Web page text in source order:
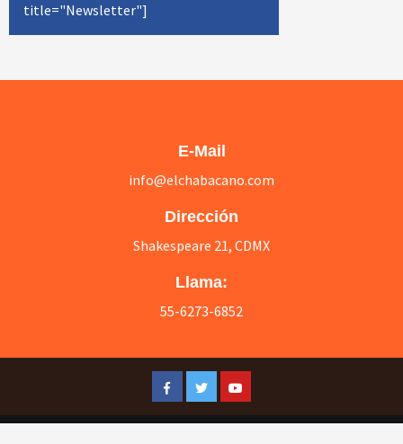
title="Newsletter"]
E-Mail
info@elchabacano.com
Dirección
Shakespeare 21, CDMX
Llama:
55-6273-6852
FacebookTwitterYoutube